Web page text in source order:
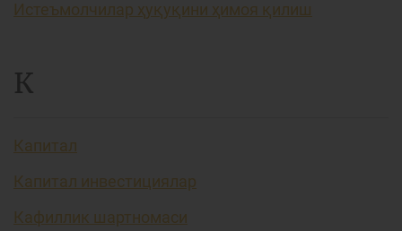
Истеъмолчилар ҳуқуқини ҳимоя қилиш
К
Капитал
Капитал инвестициялар
Кафиллик шартномаси